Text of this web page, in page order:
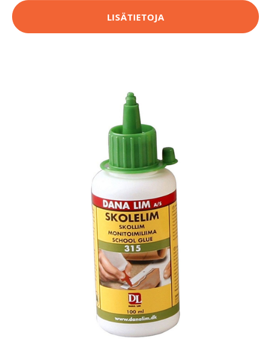
LISÄTIETOJA